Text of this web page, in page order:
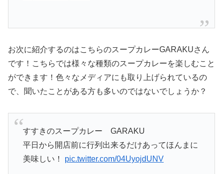
お次に紹介するのはこちらのスープカレーGARAKUさん
です！こちらでは様々な種類のスープカレーを楽しむこと
ができます！色々なメディアにも取り上げられているの
で、聞いたことがある方も多いのではないでしょうか？
すすきのスープカレー GARAKU
平日から開店前に行列出来るだけあってほんまに
美味しい！ pic.twitter.com/04UyojdUNV